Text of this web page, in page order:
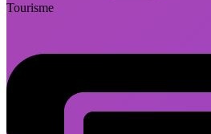
Tourisme